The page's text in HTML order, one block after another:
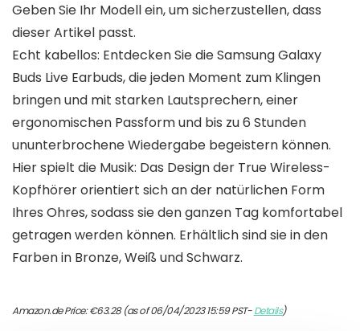
Geben Sie Ihr Modell ein, um sicherzustellen, dass
dieser Artikel passt.
Echt kabellos: Entdecken Sie die Samsung Galaxy
Buds Live Earbuds, die jeden Moment zum Klingen
bringen und mit starken Lautsprechern, einer
ergonomischen Passform und bis zu 6 Stunden
ununterbrochene Wiedergabe begeistern können.
Hier spielt die Musik: Das Design der True Wireless-
Kopfhörer orientiert sich an der natürlichen Form
Ihres Ohres, sodass sie den ganzen Tag komfortabel
getragen werden können. Erhältlich sind sie in den
Farben in Bronze, Weiß und Schwarz.
Amazon.de Price:€63.28(as of 06/04/2023 15:59 PST-Details)